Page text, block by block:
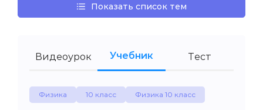
Показать список тем
Видеоурок Учебник Тест
Физика 10 класс Физика 10 класс